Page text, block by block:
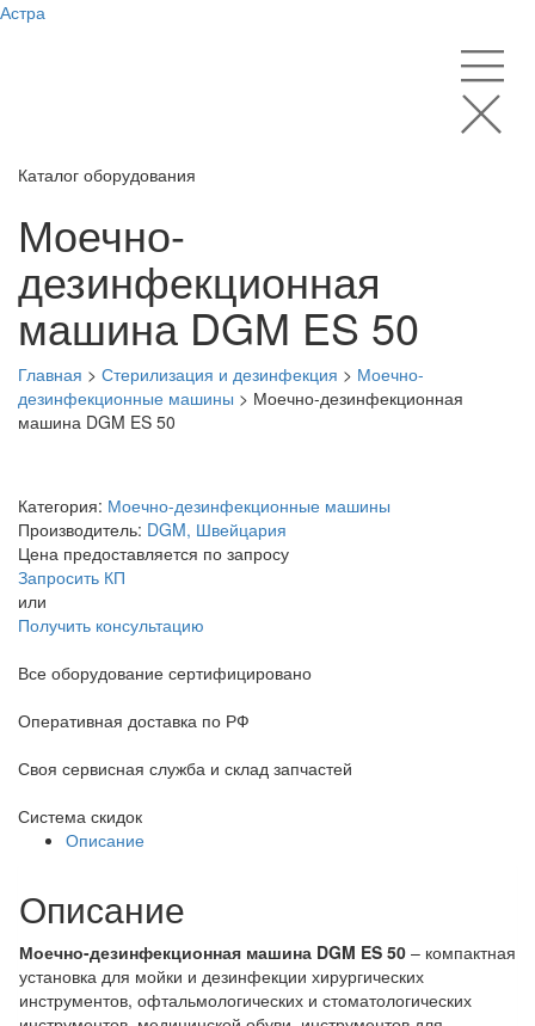
Астра
Каталог оборудования
Моечно-
дезинфекционная
машина DGM ES 50
Главная > Стерилизация и дезинфекция > Моечно-
дезинфекционные машины > Моечно-дезинфекционная
машина DGM ES 50
Категория: Моечно-дезинфекционные машины
Производитель: DGM, Швейцария
Цена предоставляется по запросу
Запросить КП
или
Получить консультацию
Все оборудование сертифицировано
Оперативная доставка по РФ
Своя сервисная служба и склад запчастей
Система скидок
Описание
Описание
Моечно-дезинфекционная машина DGM ES 50 – компактная
установка для мойки и дезинфекции хирургических
инструментов, офтальмологических и стоматологических